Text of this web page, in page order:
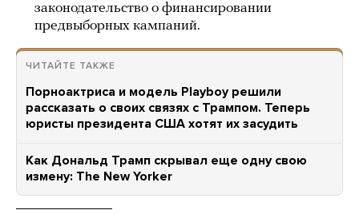
законодательство о финансировании
предвыборных кампаний.
ЧИТАЙТЕ ТАКЖЕ
Порноактриса и модель Playboy решили
рассказать о своих связях с Трампом. Теперь
юристы президента США хотят их засудить
Как Дональд Трамп скрывал еще одну свою
измену: The New Yorker